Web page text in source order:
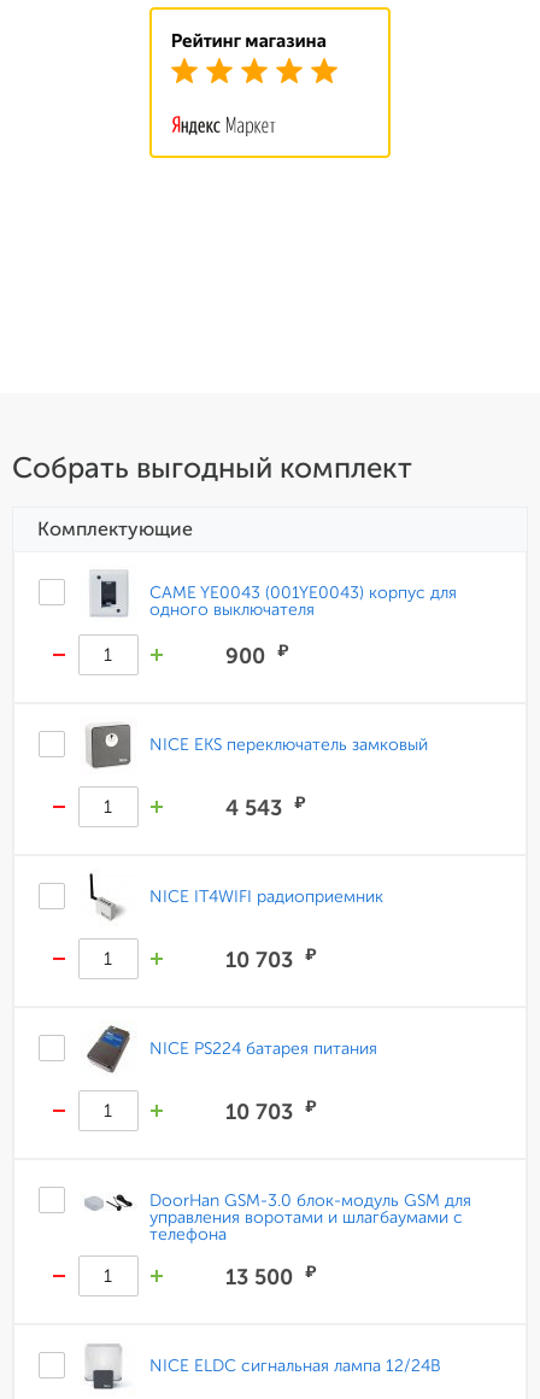
Собрать выгодный комплект
Комплектующие
CAME YE0043 (001YE0043) корпус для
одного выключателя
900 ₽
NICE EKS переключатель замковый
4 543 ₽
NICE IT4WIFI радиоприемник
10 703 ₽
NICE PS224 батарея питания
10 703 ₽
DoorHan GSM-3.0 блок-модуль GSM для
управления воротами и шлагбаумами с
телефона
13 500 ₽
NICE ELDC сигнальная лампа 12/24В